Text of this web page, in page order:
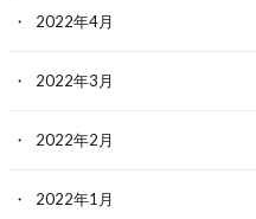
2022年4月
2022年3月
2022年2月
2022年1月